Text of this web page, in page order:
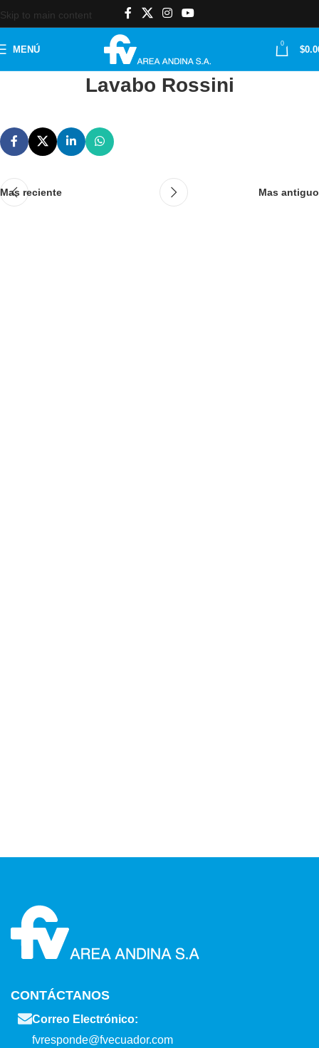
Skip to main content
MENÚ
0
$
Lavabo Rossini
Mas reciente Mas antiguo
CONTÁCTANOS
Correo Electrónico:
fvresponde@fvecuador.com